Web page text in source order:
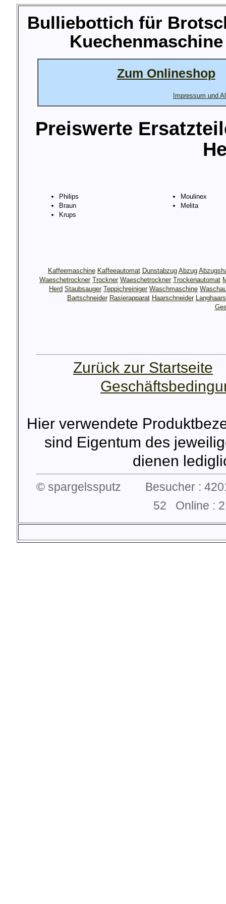
Bulliebottich für
Zum Onlineshop
Impressum und
Preiswerte
Philips
Braun
Krups
Moulinex
Melita
Kaffeemaschine Kaffeeautomat Dunstabzug Abzug
Waeschetrockner Trockner Waeschetrockner Trockenautomat
Herd Staubsauger Teppichreiniger Waschmaschine
Bartschneider Rasierapparat Haarschneider
Zurück zur Startseite
Hier verwendete
sind Eigentum des
dienen
© spargelssputz Besucher :
52 Online